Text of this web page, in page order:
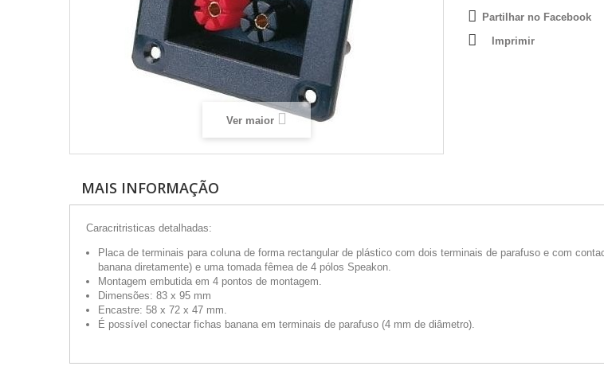
Ver maior
Partilhar no Facebook
Imprimir
MAIS INFORMAÇÃO
Caracritristicas detalhadas:
Placa de terminais para coluna de forma rectangular de plástico com dois terminais de parafuso e com
banana diretamente) e uma tomada fêmea de 4 pólos Speakon.
Montagem embutida em 4 pontos de montagem.
Dimensões: 83 x 95 mm
Encastre: 58 x 72 x 47 mm.
É possível conectar fichas banana em terminais de parafuso (4 mm de diâmetro).